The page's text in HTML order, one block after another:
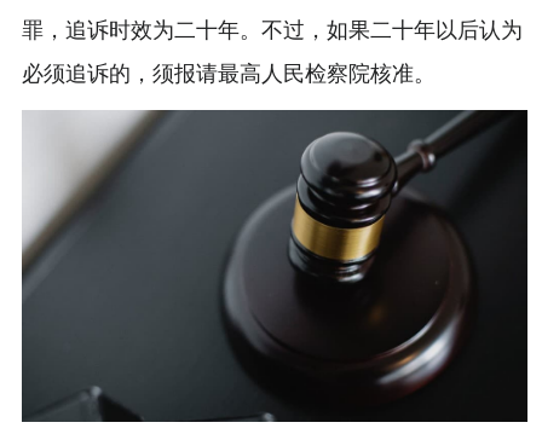
罪，追诉时效为二十年。不过，如果二十年以后认为
必须追诉的，须报请最高人民检察院核准。